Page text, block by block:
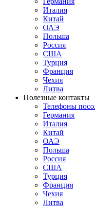
Италия
Китай
ОАЭ
Польша
Россия
США
Турция
Франция
Чехия
Литва
Полезные контакты
Телефоны
Германия
Италия
Китай
ОАЭ
Польша
Россия
США
Турция
Франция
Чехия
Литва